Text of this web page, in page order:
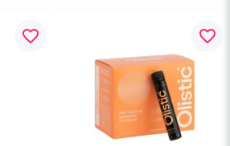
favorite_border favorite_border